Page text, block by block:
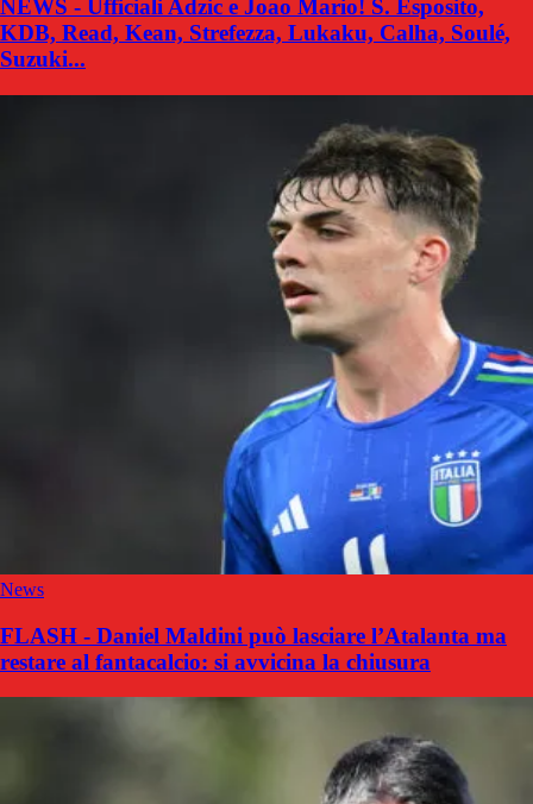
NEWS - Ufficiali Adzic e Joao Mario! S. Esposito,
KDB, Read, Kean, Strefezza, Lukaku, Calha, Soulé,
Suzuki...
News
FLASH - Daniel Maldini può lasciare l’Atalanta ma
restare al fantacalcio: si avvicina la chiusura